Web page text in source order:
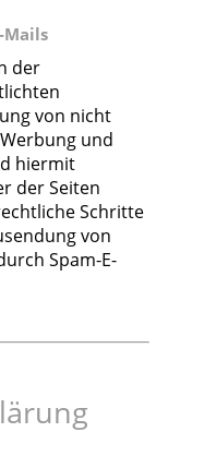
Mails
der
von nicht
und
hiermit
der Seiten
Schritte
von
Spam-E-